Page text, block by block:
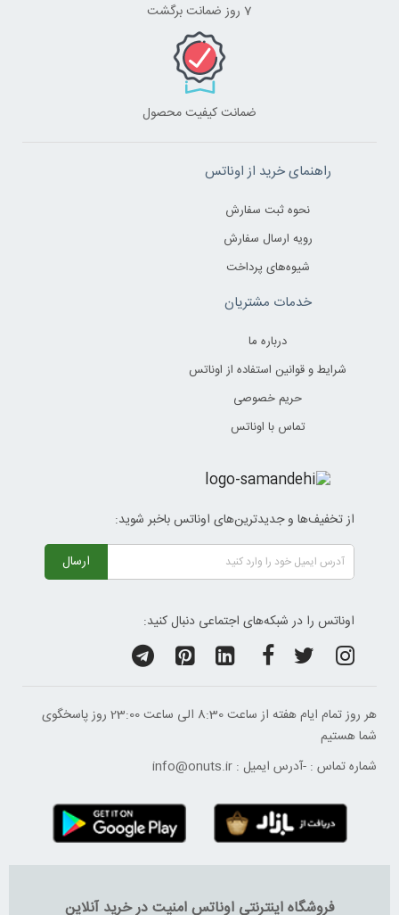
7 روز ضمانت برگشت
ضمانت کیفیت محصول
راهنمای خرید از اوناتس
نحوه ثبت سفارش
رویه ارسال سفارش
شیوه‌های پرداخت
خدمات مشتریان
درباره ما
شرایط و قوانین استفاده از اوناتس
حریم خصوصی
تماس با اوناتس
از تخفیف‌ها و جدیدترین‌های اوناتس باخبر شوید:
ارسال
اوناتس را در شبکه‌های اجتماعی دنبال کنید:
هر روز تمام ایام هفته از ساعت 8:30 الی ساعت 23:00 ‌روز پاسخگوی
شما هستیم
شماره تماس : -آدرس ایمیل : info@onuts.ir
فروشگاه اینترنتی اوناتس امنیت در خرید آنلاین